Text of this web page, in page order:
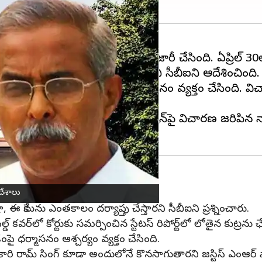
మరోసారి కీలక ఆదేశాలు జారీ చేసింది.
ఉన్న కుట్ర కోణాన్ని బయటపెట్టాలని సీబీఐని ఆదేశించింది.
సీబీఐపైసుప్రీంకోర్టుఅసహనం వ్యక్తం చేసింది.
రెడ్డి (ఏ5) భార్య తులసమ్మ పిటిషన్‌పై విచారణ
ఆదేశం
ఎంతకాలం దర్యాప్తు చేస్తారని సీబీఐని ప్రశ్నించారు.
కోర్టుకు సమర్పించిన స్టేటస్ రిపోర్ట్‌లో లోతైన
ధర్మాసనం ఆశ్చర్యం వ్యక్తం చేసింది.
రామ్ సింగ్ కూడా అందులోనే కొనసాగుతారని జస్టిస్